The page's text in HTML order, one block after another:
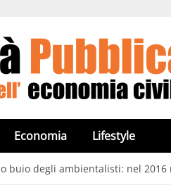
Economia Lifestyle
buio degli ambientalisti: nel